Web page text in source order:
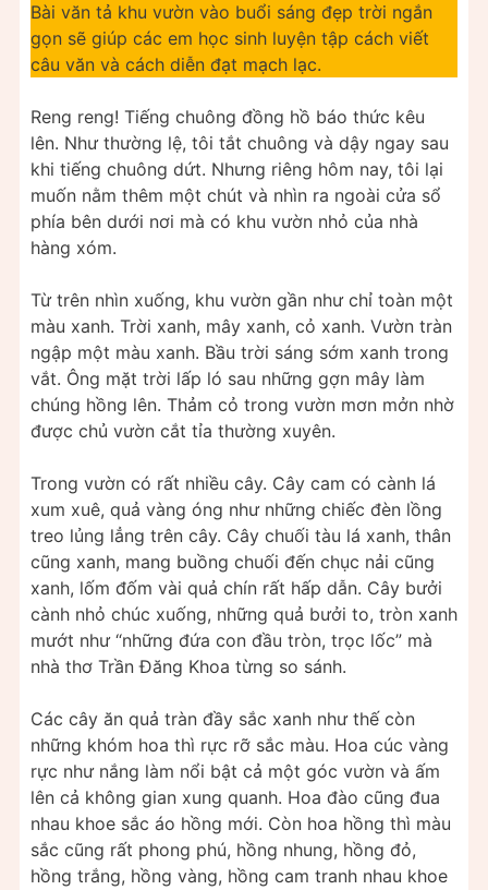
Bài văn tả khu vườn vào buổi sáng đẹp trời ngắn
gọn sẽ giúp các em học sinh luyện tập cách viết
câu văn và cách diễn đạt mạch lạc.
Reng reng! Tiếng chuông đồng hồ báo thức kêu
lên. Như thường lệ, tôi tắt chuông và dậy ngay sau
khi tiếng chuông dứt. Nhưng riêng hôm nay, tôi lại
muốn nằm thêm một chút và nhìn ra ngoài cửa sổ
phía bên dưới nơi mà có khu vườn nhỏ của nhà
hàng xóm.
Từ trên nhìn xuống, khu vườn gần như chỉ toàn một
màu xanh. Trời xanh, mây xanh, cỏ xanh. Vườn tràn
ngập một màu xanh. Bầu trời sáng sớm xanh trong
vắt. Ông mặt trời lấp ló sau những gợn mây làm
chúng hồng lên. Thảm cỏ trong vườn mơn mởn nhờ
được chủ vườn cắt tỉa thường xuyên.
Trong vườn có rất nhiều cây. Cây cam có cành lá
xum xuê, quả vàng óng như những chiếc đèn lồng
treo lủng lẳng trên cây. Cây chuối tàu lá xanh, thân
cũng xanh, mang buồng chuối đến chục nải cũng
xanh, lốm đốm vài quả chín rất hấp dẫn. Cây bưởi
cành nhỏ chúc xuống, những quả bưởi to, tròn xanh
mướt như “những đứa con đầu tròn, trọc lốc” mà
nhà thơ Trần Đăng Khoa từng so sánh.
Các cây ăn quả tràn đầy sắc xanh như thế còn
những khóm hoa thì rực rỡ sắc màu. Hoa cúc vàng
rực như nắng làm nổi bật cả một góc vườn và ấm
lên cả không gian xung quanh. Hoa đào cũng đua
nhau khoe sắc áo hồng mới. Còn hoa hồng thì màu
sắc cũng rất phong phú, hồng nhung, hồng đỏ,
hồng trắng, hồng vàng, hồng cam tranh nhau khoe